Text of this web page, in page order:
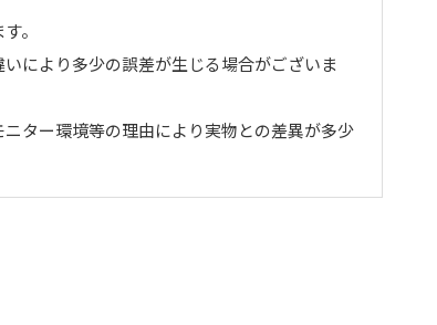
。
により多少の誤差が生じる場合がございま
ター環境等の理由により実物との差異が多少